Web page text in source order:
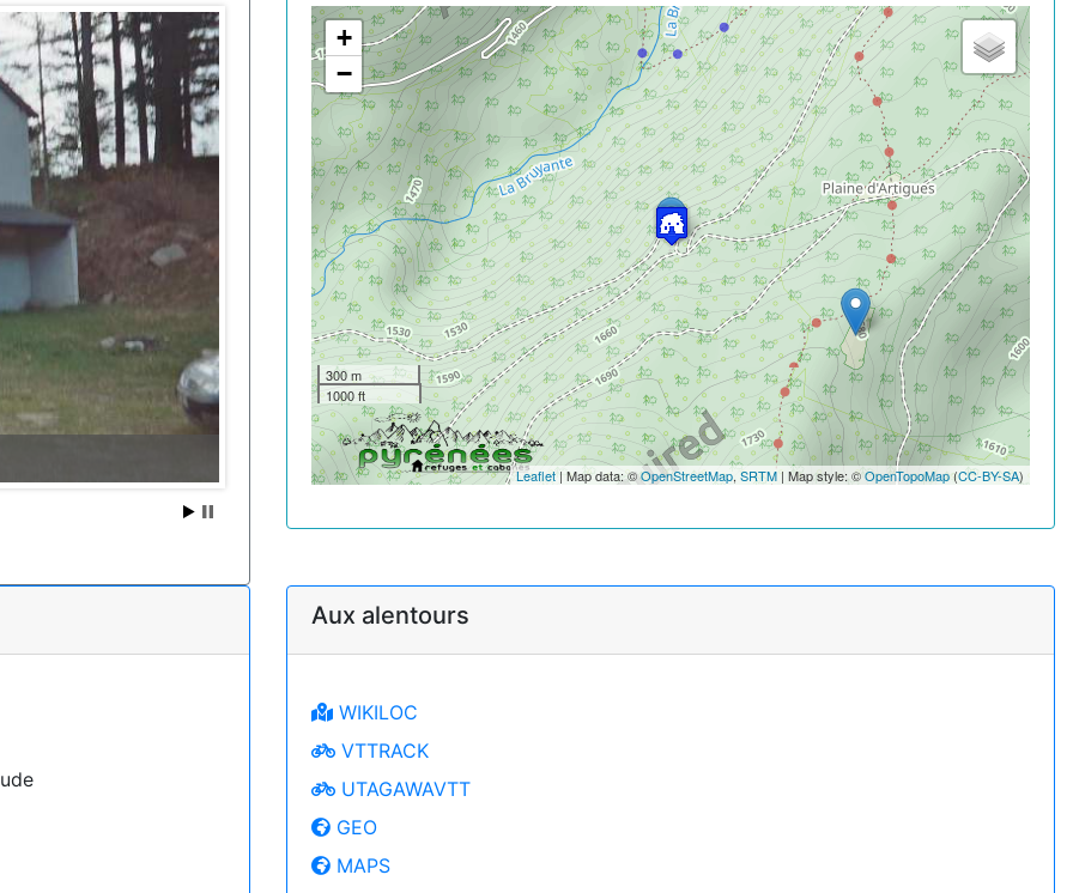
+
−
300 m
1000 ft
Leaflet | Map data: ©OpenStreetMap, SRTM | Map style: ©OpenTopoMap(CC-BY-SA)
Aux alentours
WIKILOC
VTTRACK
UTAGAWAVTT
GEO
MAPS